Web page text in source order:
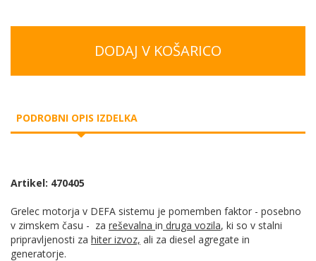
DODAJ V KOŠARICO
PODROBNI OPIS IZDELKA
Artikel: 470405
Grelec motorja v DEFA sistemu je pomemben faktor - posebno
v zimskem času - za reševalna in druga vozila, ki so v stalni
pripravljenosti za hiter izvoz, ali za diesel agregate in
generatorje.